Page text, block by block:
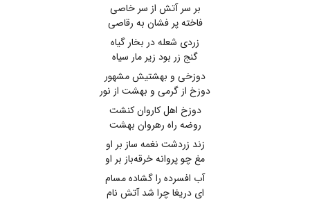
بر سر آتش از سر خاصی
فاخته پر فشان به رقاصی
زردی شعله در بخار گیاه
گنج زر بود زیر مار سیاه
دوزخی و بهشتیش مشهور
دوزخ از گرمی و بهشت از نور
دوزخ اهل کاروان کنشت
روضه راه رهروان بهشت
زند زردشت نغمه ساز بر او
مغ چو پروانه خرقه‌باز بر او
آب افسرده را گشاده مسام
ای دریغا چرا شد آتش نام